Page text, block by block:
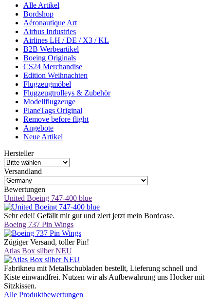
Alle Artikel
Bordshop
Aéronautique Art
Airbus Industries
Airlines LH / DE / X3 / KL
B2B Werbeartikel
Boeing Originals
CS24 Merchandise
Edition Weihnachten
Flugzeugmöbel
Flugzeugtrolleys & Zubehör
Modellflugzeuge
PlaneTags Original
Remove before flight
Angebote
Neue Artikel
Hersteller
Versandland
Bewertungen
United Boeing 747-400 blue
Sehr edel! Gefällt mir gut und ziert jetzt mein Bordcase.
Boeing 737 Pin Wings
Zügiger Versand, toller Pin!
Atlas Box silber NEU
Fabrikneu mit Metallschubladen bestellt, Lieferung schnell und
Kiste einwandfrei. Nutzen wir als Aufbewahrung uns Hocker mit
Sitzkissen.
Alle Produktbewertungen